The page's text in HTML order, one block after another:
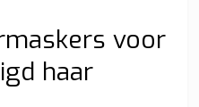
voor
haar